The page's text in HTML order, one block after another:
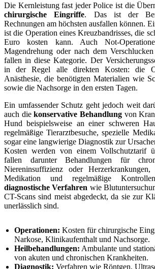
Die Kernleistung fast jeder Police ist die
chirurgische Eingriffe. Das ist der
Rechnungen am höchsten ausfallen können.
ist die Operation eines Kreuzbandrisses, die
Euro kosten kann. Auch Not-
Magendrehung oder nach dem
fallen in diese Kategorie. Der
in der Regel alle direkten Kosten: die
Anästhesie, die benötigten Materialien wie
sowie die Nachsorge in den ersten Tagen.
Ein umfassender Schutz geht jedoch weit
auch diekonservative Behandlungvon
Hund beispielsweise an einer schweren
regelmäßige Tierarztbesuche, spezielle
sogar eine langwierige Diagnostik zur
Kosten werden von einem Vollschutztarif
fallen darunter Behandlungen für
Niereninsuffizienz oder
Medikation und regelmäßige
diagnostische Verfahren wie
CT-Scans sind meist abgedeckt, da sie zur
unerlässlich sind.
Operationen: Kosten für chirurgische
Narkose, Klinikaufenthalt und Nachsorge.
Heilbehandlungen: Ambulante und
von akuten und chronischen Krankheiten.
Diagnostik: Verfahren wie Röntgen,